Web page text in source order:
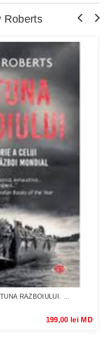
Roberts
RAZBOIULUI. ...
199,00 lei MD